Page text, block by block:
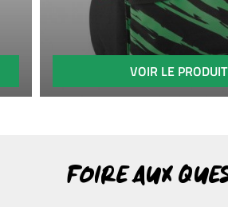
VOIR LE PRODUIT
FOIRE AUX